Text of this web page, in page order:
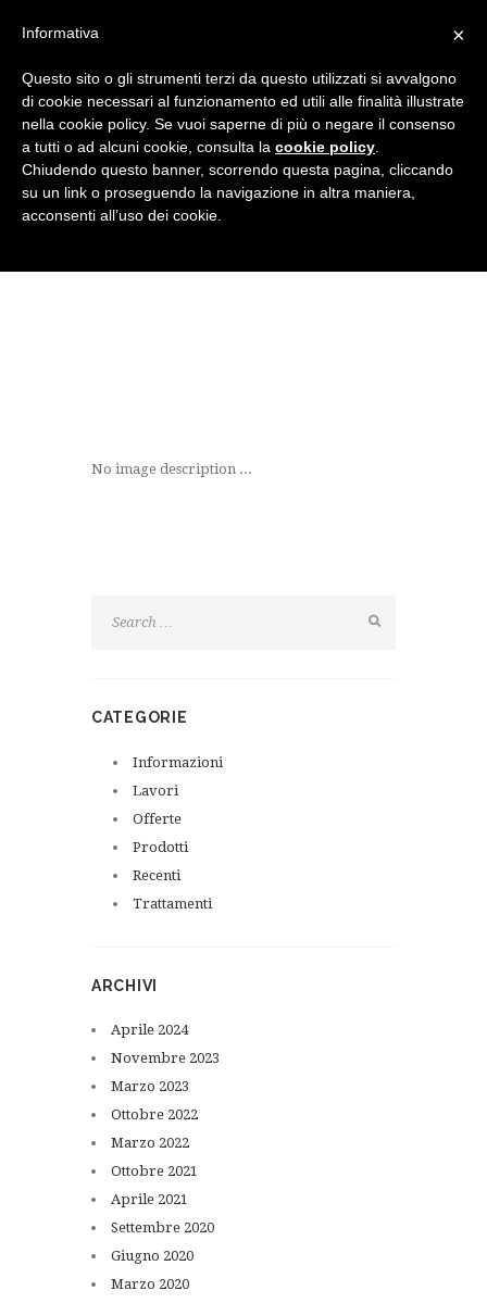
KERASTESE2
No image description ...
CATEGORIE
Informazioni
Lavori
Offerte
Prodotti
Recenti
Trattamenti
ARCHIVI
Aprile 2024
Novembre 2023
Marzo 2023
Ottobre 2022
Marzo 2022
Ottobre 2021
Aprile 2021
Settembre 2020
Giugno 2020
Marzo 2020
×
Informativa
Questo sito o gli strumenti terzi da questo utilizzati si avvalgono
di cookie necessari al funzionamento ed utili alle finalità illustrate
nella cookie policy. Se vuoi saperne di più o negare il consenso
a tutti o ad alcuni cookie, consulta la cookie policy
Chiudendo questo banner, scorrendo questa pagina, cliccando
su un link o proseguendo la navigazione in altra maniera,
acconsenti all’uso dei cookie.